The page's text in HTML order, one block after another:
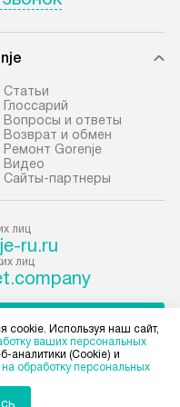
и
при
или на заранее
место с
к
установку не
и
Cтатьи
Глоссарий
Вопросы и ответы
Возврат и обмен
Ремонт Gorenje
Видео
Сайты-партнеры
лиц
ru.ru
лиц
cookie. Используя наш сайт,
ваших персональных
аналитики (Cookie) и
обработку персональных